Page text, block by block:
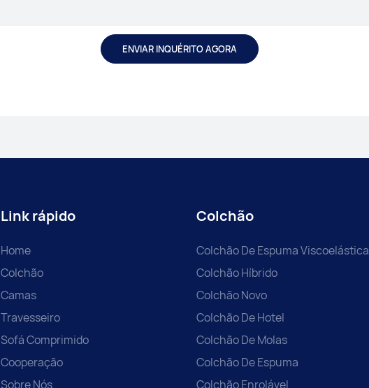
ENVIAR INQUÉRITO AGORA
Link rápido
Home
Colchão
Camas
Travesseiro
Sofá Comprimido
Cooperação
Sobre Nós
Colchão
Colchão De Espuma Viscoelástica
Colchão Híbrido
Colchão Novo
Colchão De Hotel
Colchão De Molas
Colchão De Espuma
Colchão Enrolável